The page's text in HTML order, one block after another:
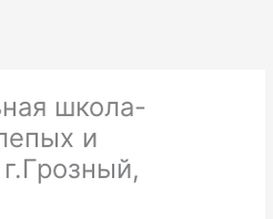
школа-
и